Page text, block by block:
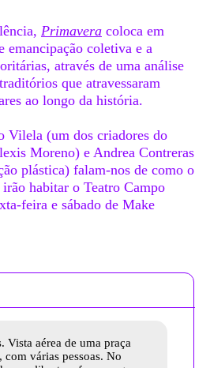
Primavera coloca em
emancipação coletiva e a
através de uma análise
que atravessaram
ao longo da história.
Vilela (um dos criadores do
Moreno) e Andrea Contreras
plástica) falam-nos de como o
irão habitar o Teatro Campo
feira e sábado de Make